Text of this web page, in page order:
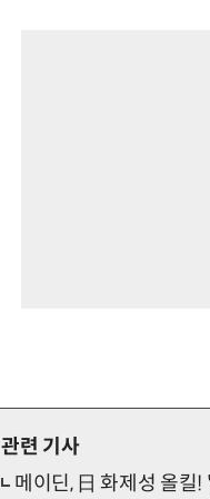
관련 기사
메이딘, 日 화제성 올킬